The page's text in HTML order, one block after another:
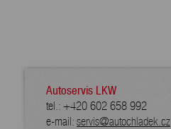
Autoservis LKW
tel.: +420 602 658 992
e-mail: servis@autochladek.cz